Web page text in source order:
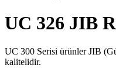
UC 326 JIB
UC 300 Serisi ürünler JIB
kalitelidir.